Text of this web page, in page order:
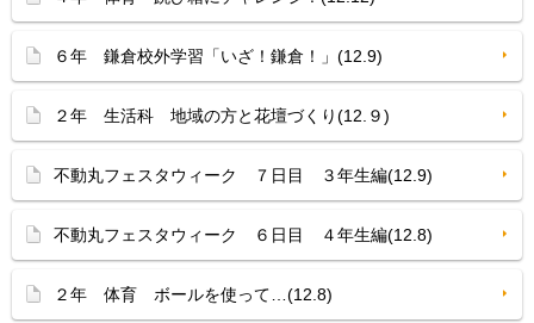
６年 鎌倉校外学習「いざ！鎌倉！」(12.9)
２年 生活科 地域の方と花壇づくり(12.９)
不動丸フェスタウィーク ７日目 ３年生編(12.9)
不動丸フェスタウィーク ６日目 ４年生編(12.8)
２年 体育 ボールを使って…(12.8)